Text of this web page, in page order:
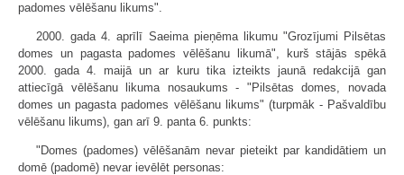
padomes vēlēšanu likums".
2000. gada 4. aprīlī Saeima pieņēma likumu "Grozījumi Pilsētas
domes un pagasta padomes vēlēšanu likumā", kurš stājās spēkā
2000. gada 4. maijā un ar kuru tika izteikts jaunā redakcijā gan
attiecīgā vēlēšanu likuma nosaukums - "Pilsētas domes, novada
domes un pagasta padomes vēlēšanu likums" (turpmāk - Pašvaldību
vēlēšanu likums), gan arī 9. panta 6. punkts:
"Domes (padomes) vēlēšanām nevar pieteikt par kandidātiem un
domē (padomē) nevar ievēlēt personas: